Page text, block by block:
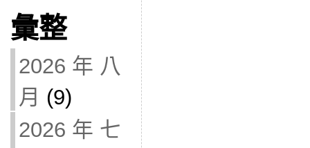
彙整
2026 年 八
月 (9)
2026 年 七